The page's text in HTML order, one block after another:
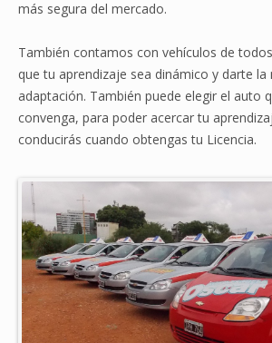
más segura del mercado.
También contamos con vehículos de
que tu aprendizaje sea dinámico y darte la
adaptación. También puede elegir el auto
convenga, para poder acercar tu
conducirás cuando obtengas tu Licencia.